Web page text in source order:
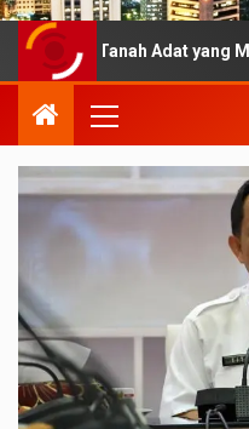
Adat yang Mandek di